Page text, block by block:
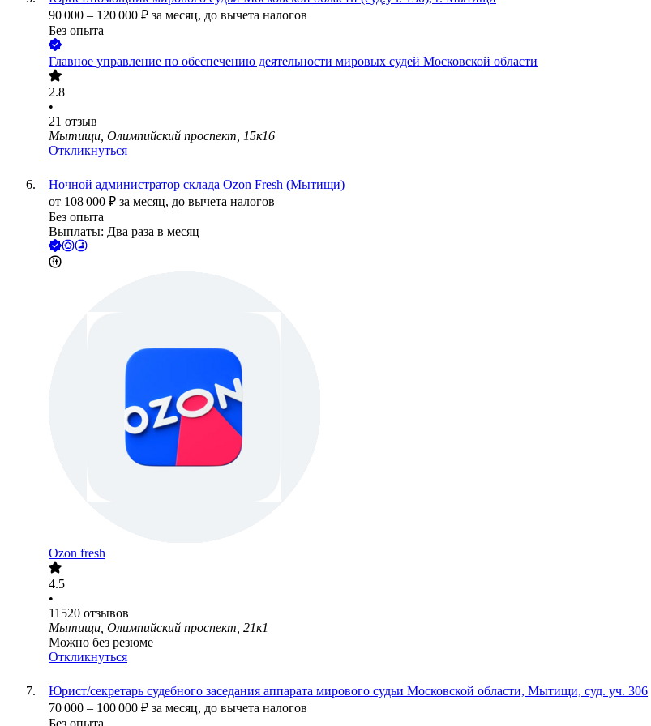
90 000 – 120 000 ₽ за месяц, до вычета налогов
Без опыта
Главное управление по обеспечению деятельности мировых судей Московской области
2.8
•
21 отзыв
Мытищи, Олимпийский проспект, 15к16
Откликнуться
Ночной администратор склада Ozon Fresh (Мытищи)
от 108 000 ₽ за месяц, до вычета налогов
Без опыта
Выплаты: Два раза в месяц
Ozon fresh
4.5
•
11520 отзывов
Мытищи, Олимпийский проспект, 21к1
Можно без резюме
Откликнуться
Юрист/секретарь судебного заседания аппарата мирового судьи Московской области, Мытищи, суд. уч. 306
70 000 – 100 000 ₽ за месяц, до вычета налогов